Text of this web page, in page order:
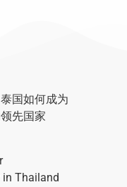
国如何成为
先国家
in Thailand